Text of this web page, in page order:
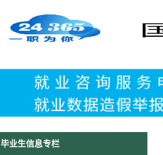
毕业生信息专栏